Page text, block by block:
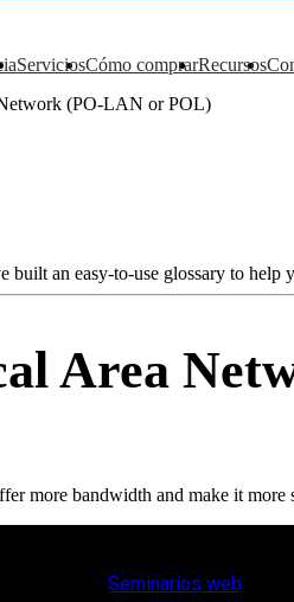
Servicios
▼ Cómo comprar
▼ Recursos
▼ ▼
(PO-LAN or POL)
an easy-to-use glossary to
Area
more bandwidth and make it more
Seminarios web